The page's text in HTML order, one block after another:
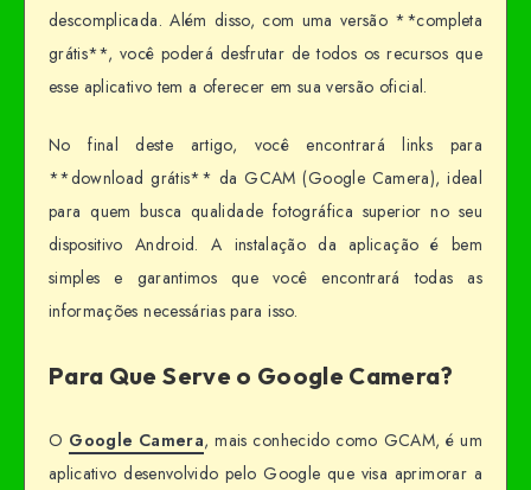
descomplicada. Além disso, com uma versão **completa
grátis**, você poderá desfrutar de todos os recursos que
esse aplicativo tem a oferecer em sua versão oficial.
No final deste artigo, você encontrará links para
**download grátis** da GCAM (Google Camera), ideal
para quem busca qualidade fotográfica superior no seu
dispositivo Android. A instalação da aplicação é bem
simples e garantimos que você encontrará todas as
informações necessárias para isso.
Para Que Serve o Google Camera?
O Google Camera, mais conhecido como GCAM, é um
aplicativo desenvolvido pelo Google que visa aprimorar a